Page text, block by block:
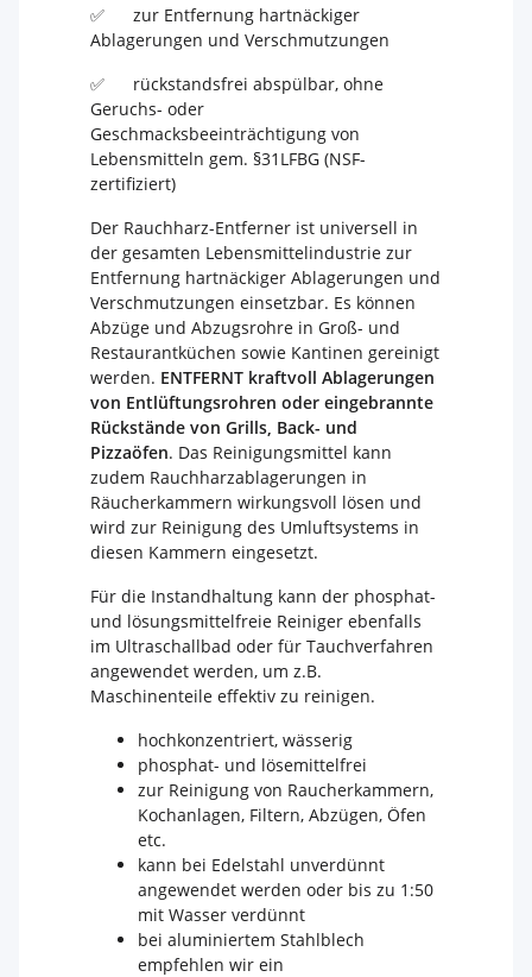
✅ zur Entfernung hartnäckiger
Ablagerungen und Verschmutzungen
✅ rückstandsfrei abspülbar, ohne
Geruchs- oder
Geschmacksbeeinträchtigung von
Lebensmitteln gem. §31LFBG (NSF-
zertifiziert)
Der Rauchharz-Entferner ist universell in
der gesamten Lebensmittelindustrie zur
Entfernung hartnäckiger Ablagerungen und
Verschmutzungen einsetzbar. Es können
Abzüge und Abzugsrohre in Groß- und
Restaurantküchen sowie Kantinen gereinigt
werden. ENTFERNT kraftvoll Ablagerungen
von Entlüftungsrohren oder eingebrannte
Rückstände von Grills, Back- und
Pizzaöfen. Das Reinigungsmittel kann
zudem Rauchharzablagerungen in
Räucherkammern wirkungsvoll lösen und
wird zur Reinigung des Umluftsystems in
diesen Kammern eingesetzt.
Für die Instandhaltung kann der phosphat-
und lösungsmittelfreie Reiniger ebenfalls
im Ultraschallbad oder für Tauchverfahren
angewendet werden, um z.B.
Maschinenteile effektiv zu reinigen.
hochkonzentriert, wässerig
phosphat- und lösemittelfrei
zur Reinigung von Raucherkammern,
Kochanlagen, Filtern, Abzügen, Öfen
etc.
kann bei Edelstahl unverdünnt
angewendet werden oder bis zu 1:50
mit Wasser verdünnt
bei aluminiertem Stahlblech
empfehlen wir ein